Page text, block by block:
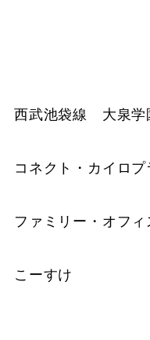
西武池袋線 大泉学
コネクト・カイロプ
ファミリー・オフィ
こーすけ